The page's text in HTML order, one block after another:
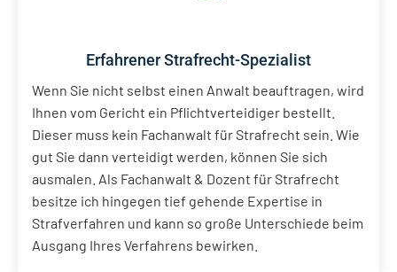
Erfahrener Strafrecht-Spezialist
Wenn Sie nicht selbst einen Anwalt beauftragen, wird
Ihnen vom Gericht ein Pflichtverteidiger bestellt.
Dieser muss kein Fachanwalt für Strafrecht sein. Wie
gut Sie dann verteidigt werden, können Sie sich
ausmalen. Als Fachanwalt & Dozent für Strafrecht
besitze ich hingegen tief gehende Expertise in
Strafverfahren und kann so große Unterschiede beim
Ausgang Ihres Verfahrens bewirken.